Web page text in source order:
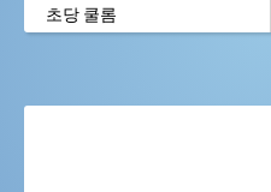
초당 쿨롬